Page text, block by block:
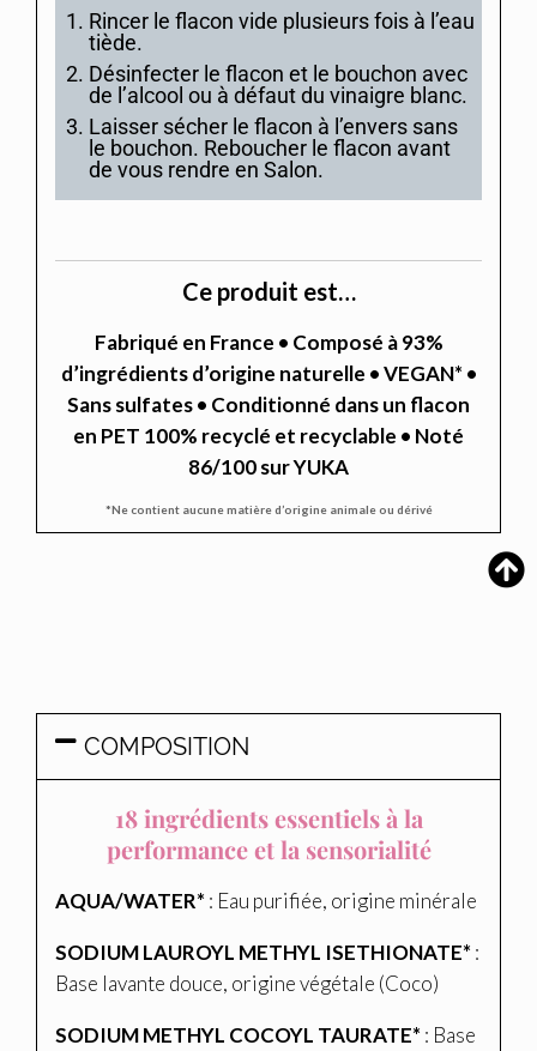
Rincer le flacon vide plusieurs fois à l’eau
tiède.
Désinfecter le flacon et le bouchon avec
de l’alcool ou à défaut du vinaigre blanc.
Laisser sécher le flacon à l’envers sans
le bouchon. Reboucher le flacon avant
de vous rendre en Salon.
Ce produit est…
Fabriqué en France • Composé à 93%
d’ingrédients d’origine naturelle • VEGAN* •
Sans sulfates • Conditionné dans un flacon
en PET 100% recyclé et recyclable • Noté
86/100 sur YUKA
*Ne contient aucune matière d’origine animale ou dérivé
COMPOSITION
18 ingrédients essentiels à la
performance et la sensorialité
AQUA/WATER* : Eau purifiée, origine minérale
SODIUM LAUROYL METHYL ISETHIONATE* :
Base lavante douce, origine végétale (Coco)
SODIUM METHYL COCOYL TAURATE* : Base